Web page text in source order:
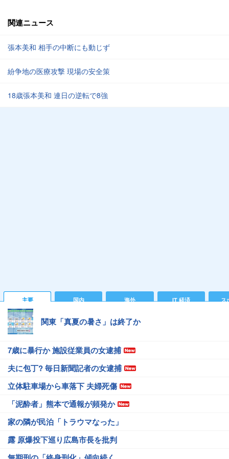
関連ニュース
張本美和 相手の中断にも動じず
紛争地の医療攻撃 現場の安全策
18歳張本美和 連日の逆転で8強
主要 国内 海外 IT 経済 ス
関東「真夏の暑さ」は終了か
7歳に暴行か 施設従業員の女逮捕
夫に包丁? 毎日新聞記者の女逮捕
立体駐車場から車落下 夫婦死傷
「泥酔者」熊本で通報が頻発か
家の隣が民泊「トラウマなった」
露 原爆投下巡り広島市長を批判